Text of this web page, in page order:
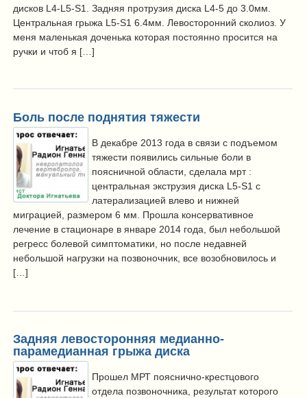
дисков L4-L5-S1. Задняя протрузия диска L4-5 до 3.0мм.
Центральная грыжа L5-S1 6.4мм. Левосторонний сколиоз. У
меня маленькая доченька которая постоянно просится на
ручки и чтоб я […]
Боль после поднятия тяжести
В декабре 2013 года в связи с подъемом
тяжести появились сильные боли в
поясничной области, сделала мрт :
центральная экструзия диска L5-S1 с
латерализацией влево и нижней
миграцией, размером 6 мм. Прошла консервативное
лечение в стационаре в январе 2014 года, был небольшой
регресс болевой симптоматики, но после недавней
небольшой нагрузки на позвоночник, все возобновилось и
[…]
Задняя левосторонняя медианно-
парамедианная грыжа диска
Прошел МРТ пояснично-крестцового
отдела позвоночника, результат которого